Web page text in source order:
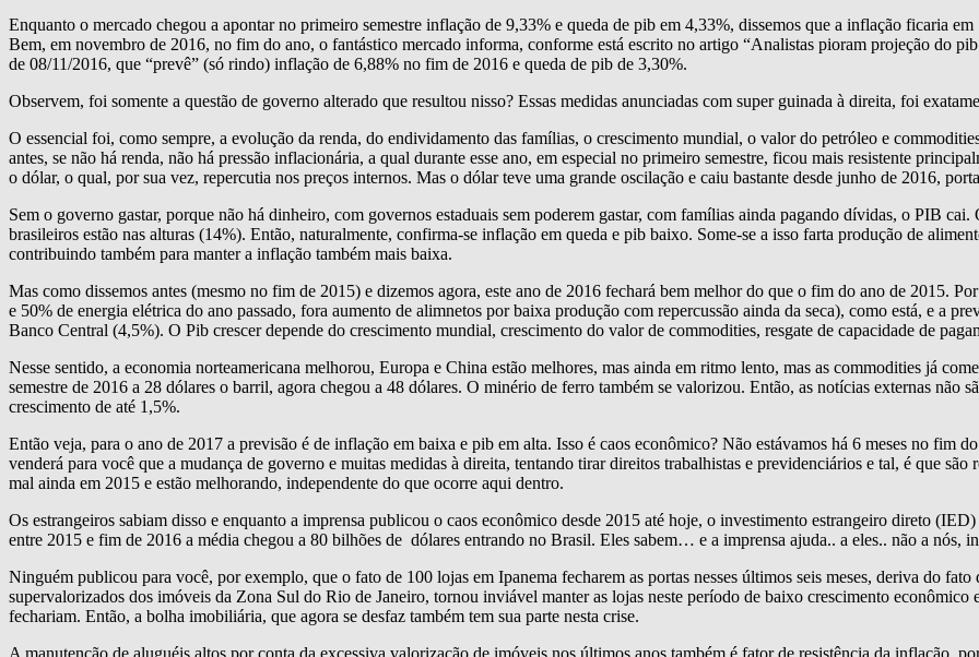
Enquanto o mercado chegou a apontar no primeiro semestre inflação de 9,33% e queda de pib em 4,33%, dissemos que a inflação ficaria
Bem, em novembro de 2016, no fim do ano, o fantástico mercado informa, conforme está escrito no artigo “Analistas pioram projeção do
de 08/11/2016, que “prevê” (só rindo) inflação de 6,88% no fim de 2016 e queda de pib de 3,30%.
Observem, foi somente a questão de governo alterado que resultou nisso? Essas medidas anunciadas com super guinada à direita, foi
O essencial foi, como sempre, a evolução da renda, do endividamento das famílias, o crescimento mundial, o valor do petróleo e
antes, se não há renda, não há pressão inflacionária, a qual durante esse ano, em especial no primeiro semestre, ficou mais resistente
o dólar, o qual, por sua vez, repercutia nos preços internos. Mas o dólar teve uma grande oscilação e caiu bastante desde junho de 2016,
Sem o governo gastar, porque não há dinheiro, com governos estaduais sem poderem gastar, com famílias ainda pagando dívidas, o PIB
brasileiros estão nas alturas (14%). Então, naturalmente, confirma-se inflação em queda e pib baixo. Some-se a isso farta produção de
contribuindo também para manter a inflação também mais baixa.
Mas como dissemos antes (mesmo no fim de 2015) e dizemos agora, este ano de 2016 fechará bem melhor do que o fim do ano de 2015.
e 50% de energia elétrica do ano passado, fora aumento de alimnetos por baixa produção com repercussão ainda da seca), como está, e a
Banco Central (4,5%). O Pib crescer depende do crescimento mundial, crescimento do valor de commodities, resgate de capacidade de
Nesse sentido, a economia norteamericana melhorou, Europa e China estão melhores, mas ainda em ritmo lento, mas as commodities já
semestre de 2016 a 28 dólares o barril, agora chegou a 48 dólares. O minério de ferro também se valorizou. Então, as notícias externas não
crescimento de até 1,5%.
Então veja, para o ano de 2017 a previsão é de inflação em baixa e pib em alta. Isso é caos econômico? Não estávamos há 6 meses no fim
venderá para você que a mudança de governo e muitas medidas à direita, tentando tirar direitos trabalhistas e previdenciários e tal, é que
mal ainda em 2015 e estão melhorando, independente do que ocorre aqui dentro.
Os estrangeiros sabiam disso e enquanto a imprensa publicou o caos econômico desde 2015 até hoje, o investimento estrangeiro direto
entre 2015 e fim de 2016 a média chegou a 80 bilhões de dólares entrando no Brasil. Eles sabem… e a imprensa ajuda.. a eles.. não a nós,
Ninguém publicou para você, por exemplo, que o fato de 100 lojas em Ipanema fecharem as portas nesses últimos seis meses, deriva do
supervalorizados dos imóveis da Zona Sul do Rio de Janeiro, tornou inviável manter as lojas neste período de baixo crescimento econômico
fechariam. Então, a bolha imobiliária, que agora se desfaz também tem sua parte nesta crise.
A manutenção de aluguéis altos por conta da excessiva valorização de imóveis nos últimos anos também é fator de resistência da inflação,